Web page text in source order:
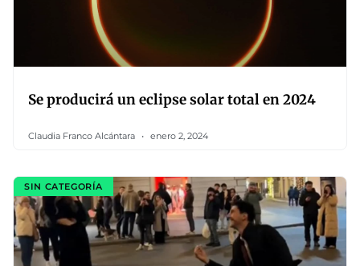
Se producirá un eclipse solar total en 2024
Claudia Franco Alcántara enero 2, 2024
SIN CATEGORÍA